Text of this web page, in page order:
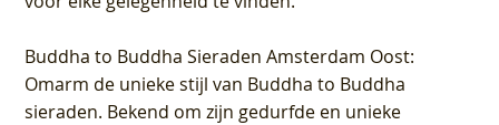
Buddha to Buddha Sieraden Amsterdam Oost:
Omarm de unieke stijl van Buddha to Buddha
sieraden. Bekend om zijn gedurfde en unieke